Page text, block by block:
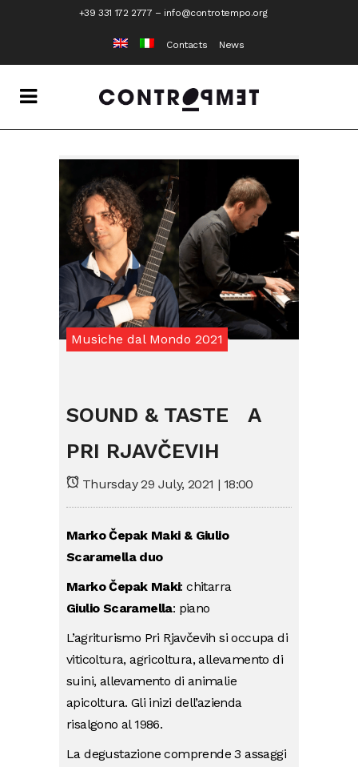
+39 331 172 2777 – info@controtempo.org
Contacts News
Musiche dal Mondo 2021
SOUND & TASTE A
PRI RJAVČEVIH
Thursday 29 July, 2021 | 18:00
Marko Čepak Maki & Giulio
Scaramella duo
Marko Čepak Maki: chitarra
Giulio Scaramella: piano
L’agriturismo Pri Rjavčevih si occupa di
viticoltura, agricoltura, allevamento di
suini, allevamento di animalie
apicoltura. Gli inizi dell’azienda
risalgono al 1986.
La degustazione comprende 3 assaggi